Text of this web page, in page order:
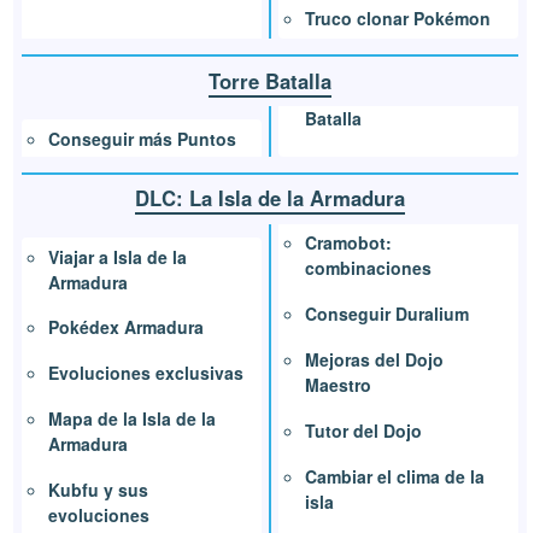
Truco clonar Pokémon
Torre Batalla
Conseguir más Puntos
Batalla
DLC: La Isla de la Armadura
Viajar a Isla de la
Armadura
Pokédex Armadura
Evoluciones exclusivas
Mapa de la Isla de la
Armadura
Kubfu y sus
evoluciones
Cramobot:
combinaciones
Conseguir Duralium
Mejoras del Dojo
Maestro
Tutor del Dojo
Cambiar el clima de la
isla